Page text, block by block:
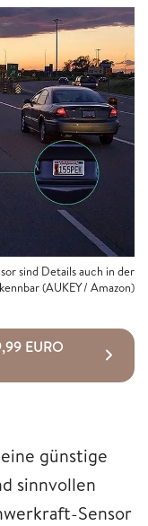
sind Details auch in der
(AUKEY / Amazon)
EURO
günstige
sinnvollen
Sensor